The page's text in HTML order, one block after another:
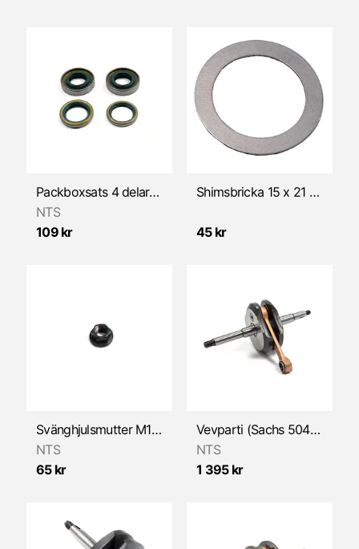
Packboxsats 4 delar/sats (Sachs 501 & 50S)
NTS
109 kr
Shimsbricka 15 x 21 mm
45 kr
Svänghjulsmutter M10x1/högergäng (Bosch/Universal)
NTS
65 kr
Vevparti (Sachs 504) NTS
NTS
1 395 kr